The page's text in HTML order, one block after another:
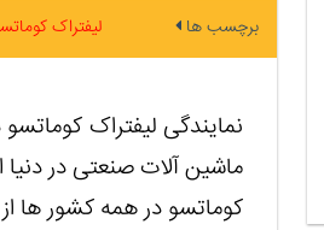
برچسب ها لیفتراک
نمایندگی لیفتراک
ماشین آلات صنعتی در
کوماتسو در همه کشور ها از